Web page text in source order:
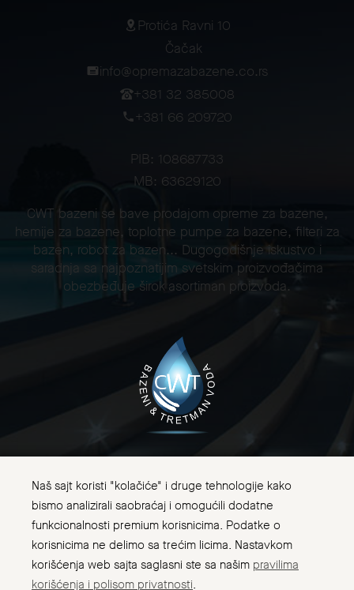
Protića Ravni 10
Čačak
info@opremazabazene.co.rs
+381 32 385008
+381 66 209720
PIB: 108687733
MB: 63629120
CWT bazeni se bave prodajom opreme za bazene,
hemije za bazene, toplotne pumpe za bazene, filteri za
bazen, robot za bazen... Dugogodišnje iskustvo i
saradnja sa najpoznatijim svetskim proizvođačima
obezbeđuje širok asortiman proizvoda.
Naš sajt koristi "kolačiće" i druge tehnologije kako
bismo analizirali saobraćaj i omogućili dodatne
funkcionalnosti premium korisnicima. Podatke o
korisnicima ne delimo sa trećim licima. Nastavkom
korišćenja web sajta saglasni ste sa našim pravilima
korišćenja i polisom privatnosti.